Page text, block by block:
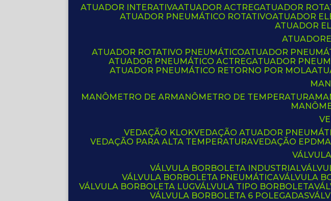
ATUADOR INTERATIVA ATUADOR ACTREG ATUADOR
ATUADOR PNEUMÁTICO ROTATIVO
ATUADOR
ATUADOR
ATUADOR ROTATIVO PNEUMÁTICO
ATUADOR
ATUADOR PNEUMÁTICO ACTREG
ATUADOR
ATUADOR PNEUMÁTICO RETORNO POR MOLA
MANÔMETRO DE AR
MANÔMETRO DE TEMPERATURA
VEDAÇÃO KLOK VEDAÇÃO ATUADOR
VEDAÇÃO PARA ALTA TEMPERATURA VEDAÇÃO EPDM
VÁLVULA BORBOLETA INDUSTRIAL
VÁLVULA BORBOLETA PNEUMÁTICA VÁLVULA
VÁLVULA BORBOLETA LUG VÁLVULA TIPO BORBOLETA
VÁLVULA BORBOLETA 6 POLEGADAS